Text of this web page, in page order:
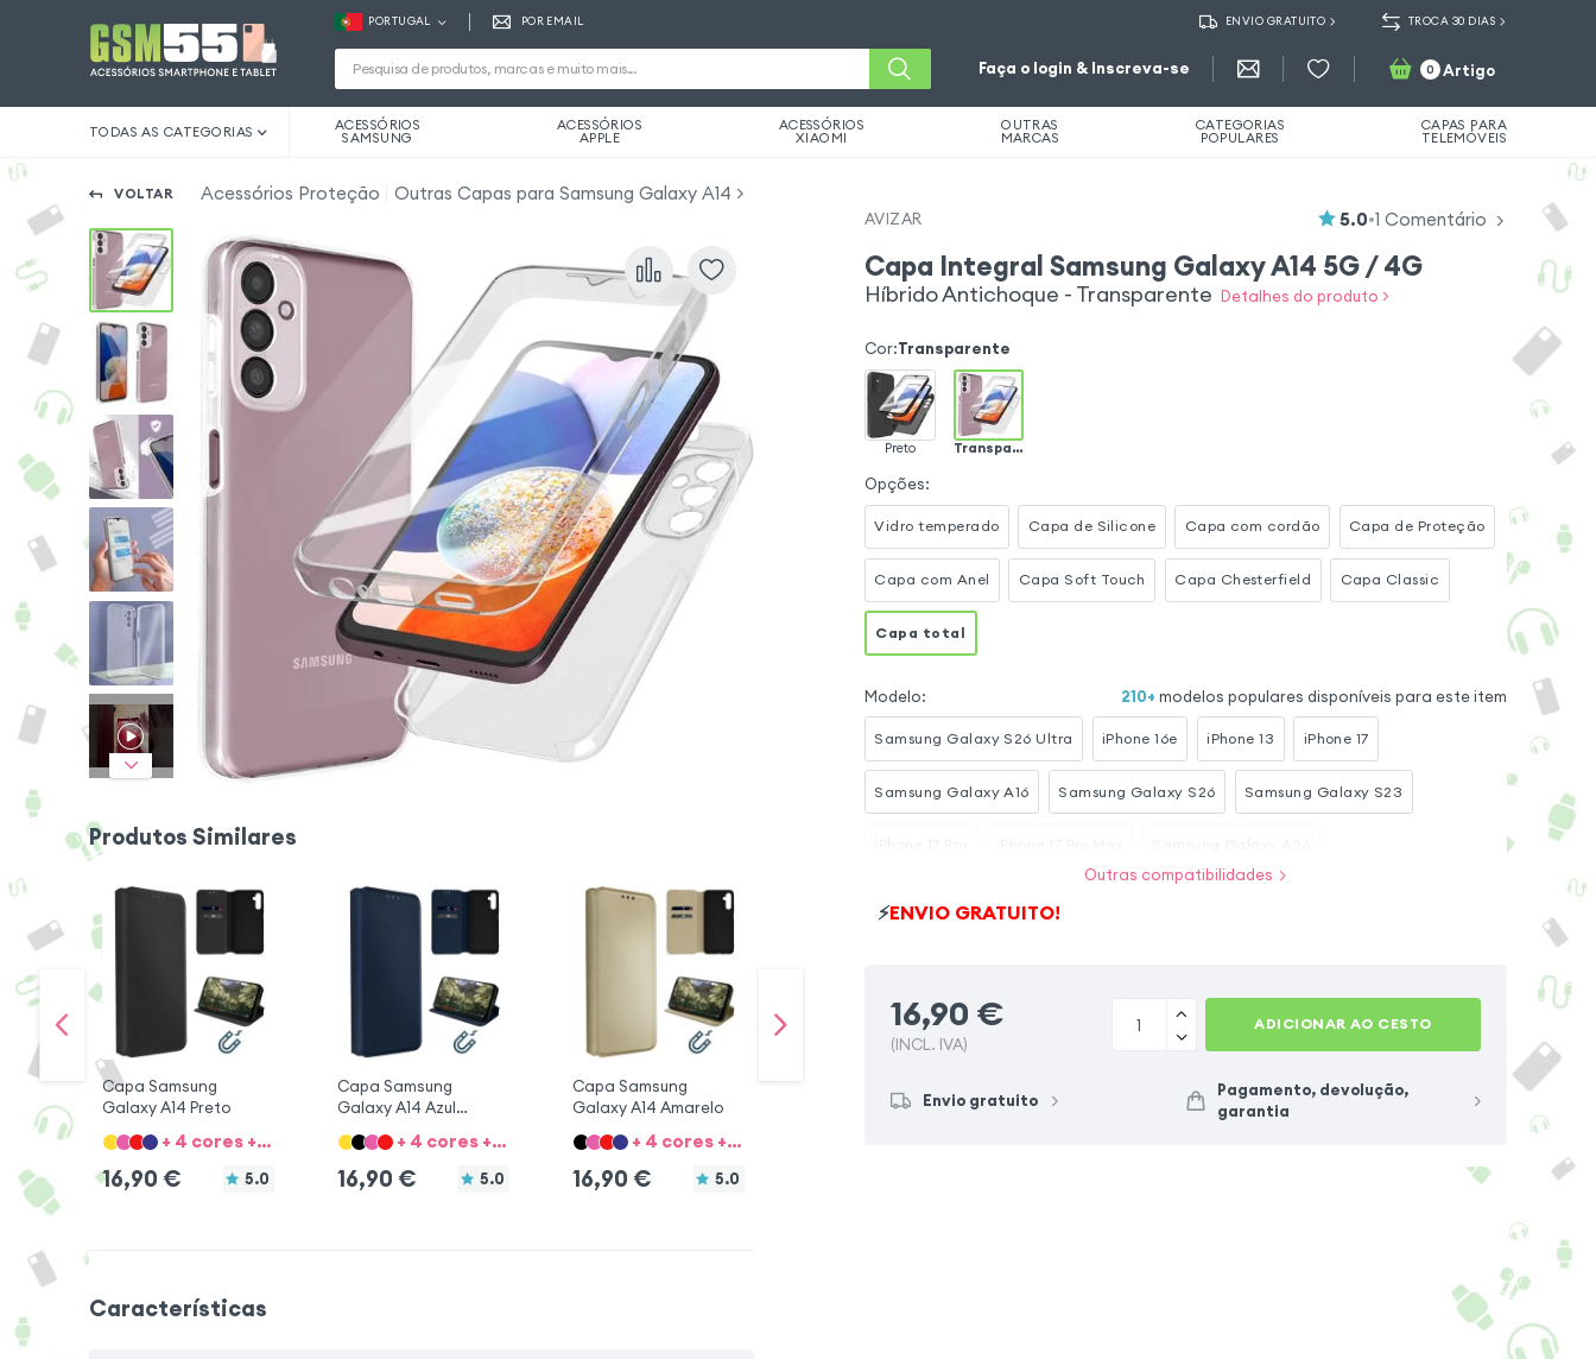
PORTUGAL POR EMAIL ENVIO GRATUITO TROCA 30 DIAS
Faça o login & Inscreva-se 0 Artigo
TODAS AS CATEGORIAS ACESSÓRIOS
SAMSUNG
ACESSÓRIOS
APPLE
ACESSÓRIOS
XIAOMI
OUTRAS
MARCAS
CATEGORIAS
POPULARES
CAPAS PARA
TELEMÓVEIS
VOLTAR Acessórios Proteção Outras Capas para Samsung Galaxy A14
Produtos Similares
Capa Samsung
Galaxy A14 Preto
+ 4 cores + 8 Opções
16,90 € 5.0
Capa Samsung
Galaxy A14 Azul
escuro
+ 4 cores + 8 Opções
16,90 € 5.0
Capa Samsung
Galaxy A14 Amarelo
+ 4 cores + 8 Opções
16,90 € 5.0
Galaxy A14 Rosa
Capa Samsung A14
Características
AVIZAR 5.0•1 Comentário
Capa Integral Samsung Galaxy A14 5G / 4G
Híbrido Antichoque - Transparente Detalhes do produto >
Cor:Transparente
Preto Transparente
Opções:
Vidro temperado Capa de Silicone Capa com cordão Capa de Proteção
Capa com Anel Capa Soft Touch Capa Chesterfield Capa Classic
Capa total
Modelo: 210+ modelos populares disponíveis para este item
Samsung Galaxy S26 Ultra iPhone 16e iPhone 13 iPhone 17
Samsung Galaxy A16 Samsung Galaxy S26 Samsung Galaxy S23
Outras compatibilidades
⚡ENVIO GRATUITO!
16,90 €
(INCL. IVA)
ADICIONAR AO CESTO
Envio gratuito
Pagamento, devolução,
garantia